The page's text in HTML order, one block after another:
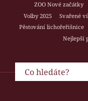
ZOO Nové začátky
Volby 2025
Svařené
Pěstování lichořeřišnice
Nejlepší